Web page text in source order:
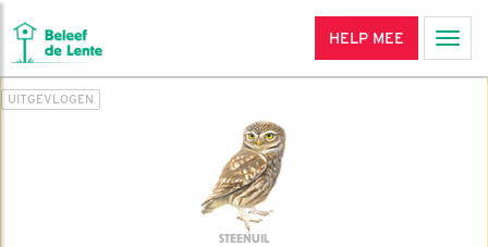
HELP MEE
UITGEVLOGEN
STEENUIL